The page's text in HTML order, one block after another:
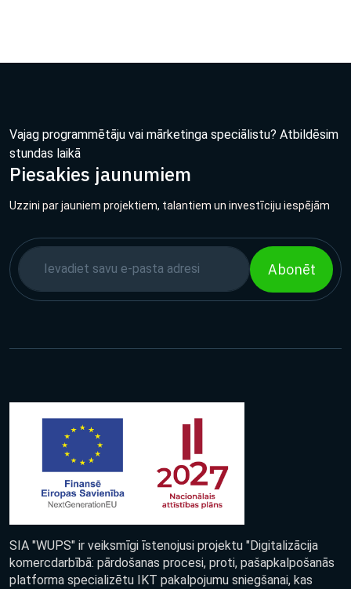
Vajag programmētāju vai mārketinga speciālistu? Atbildēsim
stundas laikā
Piesakies jaunumiem
Uzzini par jauniem projektiem, talantiem un investīciju iespējām
Abonēt
SIA "WUPS" ir veiksmīgi īstenojusi projektu "Digitalizācija
komercdarbībā: pārdošanas procesi, proti, pašapkalpošanās
platforma specializētu IKT pakalpojumu sniegšanai, kas